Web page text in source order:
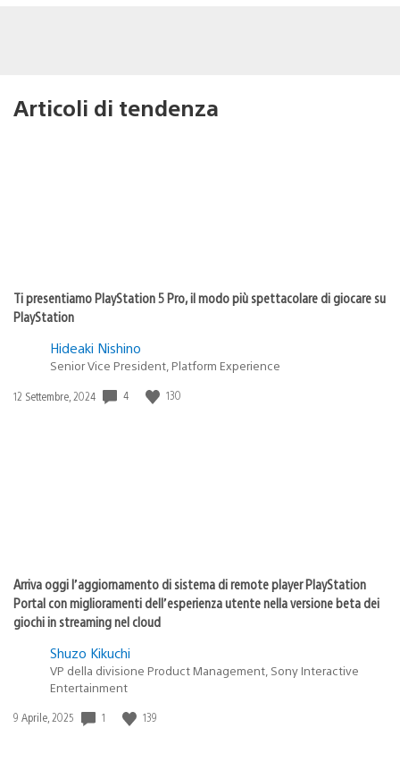
Articoli di tendenza
Ti presentiamo PlayStation 5 Pro, il modo più spettacolare di giocare su
PlayStation
Hideaki Nishino
Senior Vice President, Platform Experience
Data
12 Settembre, 2024 4 130
Arriva oggi l’aggiornamento di sistema di remote player PlayStation
Portal con miglioramenti dell’esperienza utente nella versione beta dei
giochi in streaming nel cloud
Shuzo Kikuchi
VP della divisione Product Management, Sony Interactive
Entertainment
Data
9 Aprile, 2025 1 139